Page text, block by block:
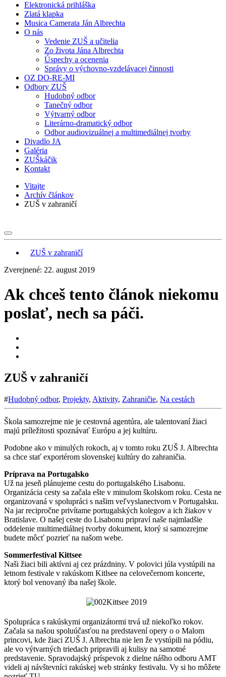
Elektronická prihláška
Zlatá klapka
Musica Camerata Ján Albrechta
O nás
Vedenie ZUŠ a učitelia
Zo života Jána Albrechta
Úspechy a ocenenia
Správy o výchovno-vzdelávacej činnosti
OZ DO-RE-MI
Odbory ZUŠ
Hudobný odbor
Tanečný odbor
Výtvarný odbor
Literárno-dramatický odbor
Odbor audiovizuálnej a multimediálnej tvorby
Divadlo JA
Galéria
ZUŠkáčik
Kontakt
Vitajte
Archív článkov
ZUŠ v zahraničí
ZUŠ v zahraničí
Zverejnené: 22. august 2019
Ak chceš tento článok niekomu
poslať, nech sa páči.
ZUŠ v zahraničí
#Hudobný odbor, Projekty, Aktivity, Zahraničie, Na cestách
Škola samozrejme nie je cestovná agentúra, ale talentovaní žiaci
majú príležitosti spoznávať Európu a jej kultúru.
Podobne ako v minulých rokoch, aj v tomto roku ZUŠ J. Albrechta
sa chce stať exportérom slovenskej kultúry do zahraničia.
Príprava na Portugalsko
Už na jeseň plánujeme cestu do portugalského Lisabonu.
Organizácia cesty sa začala ešte v minulom školskom roku. Cesta ne
organizovaná v spolupráci s našim veľvyslanectvom v Portugalsku.
Na jar recipročne privítame portugalských kolegov a ich žiakov v
Bratislave. O našej ceste do Lisabonu pripraví naše najmladšie
oddelenie multimediálnej tvorby dokument, ktorý si samozrejme
budete môcť pozrieť na našom webe.
Sommerfestival Kittsee
Naši žiaci bili aktívni aj cez prázdniny. V polovici júla vystúpili na
letnom festivale v rakúskom Kitlsee na celovečernom koncerte,
ktorý bol venovaný iba našej škole.
Spolupráca s rakúskymi organizátormi trvá už niekoľko rokov.
Začala sa našou spoluúčasťou na predstavení opery o o Malom
princovi, kde žiaci ZUŠ J. Albrechta nie len že vystúpili na pódiu,
ale vo výtvarných triedach pripravili aj kulisy na samotné
predstavenie. Spravodajský príspevok z dielne nášho odboru AMT
videli aj návštevníci rakúskej web stránky festivalu. Vy si ho môžete